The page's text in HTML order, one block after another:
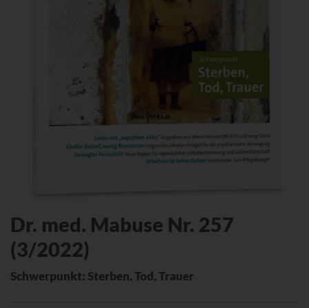
Dr. med. Mabuse Nr. 257
(3/2022)
Schwerpunkt: Sterben, Tod, Trauer